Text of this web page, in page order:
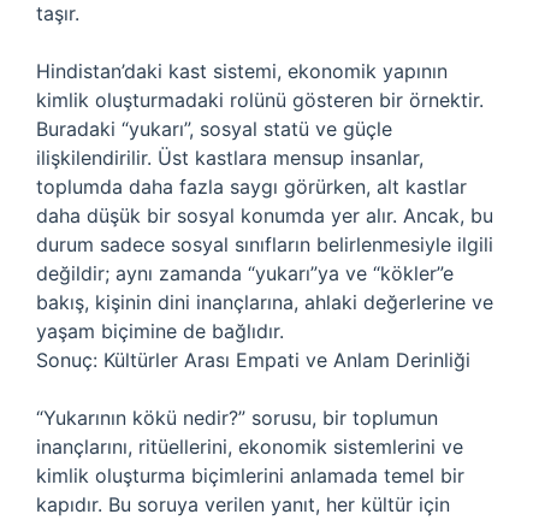
taşır.
Hindistan’daki kast sistemi, ekonomik yapının
kimlik oluşturmadaki rolünü gösteren bir örnektir.
Buradaki “yukarı”, sosyal statü ve güçle
ilişkilendirilir. Üst kastlara mensup insanlar,
toplumda daha fazla saygı görürken, alt kastlar
daha düşük bir sosyal konumda yer alır. Ancak, bu
durum sadece sosyal sınıfların belirlenmesiyle ilgili
değildir; aynı zamanda “yukarı”ya ve “kökler”e
bakış, kişinin dini inançlarına, ahlaki değerlerine ve
yaşam biçimine de bağlıdır.
Sonuç: Kültürler Arası Empati ve Anlam Derinliği
“Yukarının kökü nedir?” sorusu, bir toplumun
inançlarını, ritüellerini, ekonomik sistemlerini ve
kimlik oluşturma biçimlerini anlamada temel bir
kapıdır. Bu soruya verilen yanıt, her kültür için